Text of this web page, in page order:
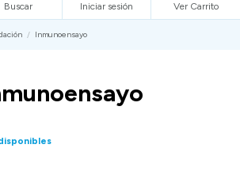
Buscar Iniciar sesión Ver Carrito
Inmunoensayo